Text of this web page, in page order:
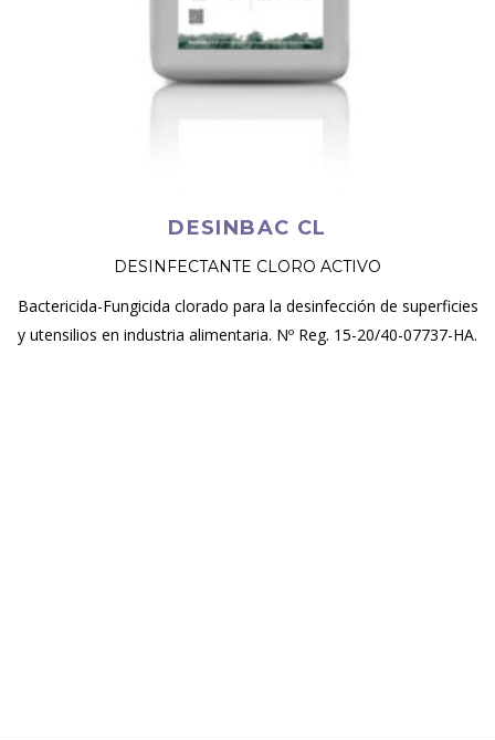
DESINBAC CL
DESINFECTANTE CLORO ACTIVO
Bactericida-Fungicida clorado para la desinfección de superficies
y utensilios en industria alimentaria. Nº Reg. 15-20/40-07737-HA.